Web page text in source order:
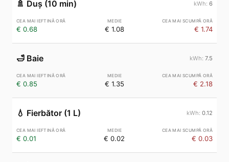
🚿 Duș (10 min) 6
€ 0.68 € 1.08 € 1.74
🛁 Baie 7.5
€ 0.85 € 1.35 € 2.18
💧 Fierbător (1 L) 0.12
€ 0.01 € 0.02 € 0.03